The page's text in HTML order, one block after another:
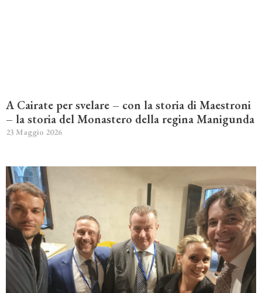
A Cairate per svelare – con la storia di Maestroni
– la storia del Monastero della regina Manigunda
23 Maggio 2026